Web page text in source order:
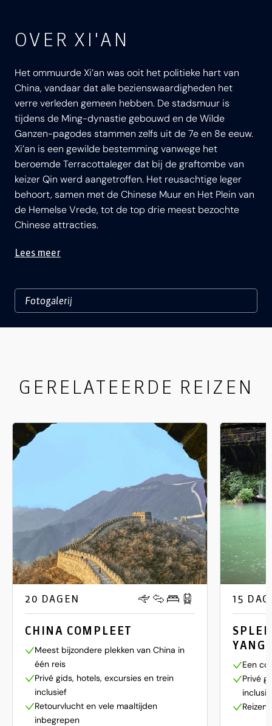
OVER XI'AN
Het ommuurde Xi’an was ooit het politieke hart van
China, vandaar dat alle bezienswaardigheden het
verre verleden gemeen hebben. De stadsmuur is
tijdens de Ming-dynastie gebouwd en de Wilde
Ganzen-pagodes stammen zelfs uit de 7e en 8e eeuw.
Xi’an is een gewilde bestemming vanwege het
beroemde Terracottaleger dat bij de graftombe van
keizer Qin werd aangetroffen. Het reusachtige leger
behoort, samen met de Chinese Muur en Het Plein van
de Hemelse Vrede, tot de top drie meest bezochte
Chinese attracties.
Lees meer
GERELATEERDE REIZEN
20 DAGEN
CHINA COMPLEET
Meest bijzondere plekken van China in
één reis
Privé gids, hotels, excursies en trein
inclusief
Retourvlucht en vele maaltijden
inbegrepen
15
Een
Privé
Reizen